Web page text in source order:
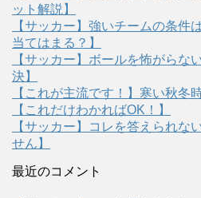
ット解説】
【サッカー】強いチームの条件
当てはまる？】
【サッカー】ボールを怖がらな
決】
【これが主流です！】寒い秋冬
【これだけわかればOK！】
【サッカー】コレを答えられな
せん】
最近のコメント